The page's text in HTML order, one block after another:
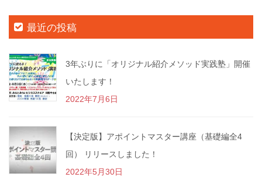
最近の投稿
3年ぶりに「オリジナル紹介メソッド実践塾」開催
いたします！
2022年7月6日
【決定版】アポイントマスター講座（基礎編全4
回） リリースしました！
2022年5月30日